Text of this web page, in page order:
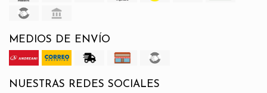
MEDIOS DE ENVÍO
NUESTRAS REDES SOCIALES